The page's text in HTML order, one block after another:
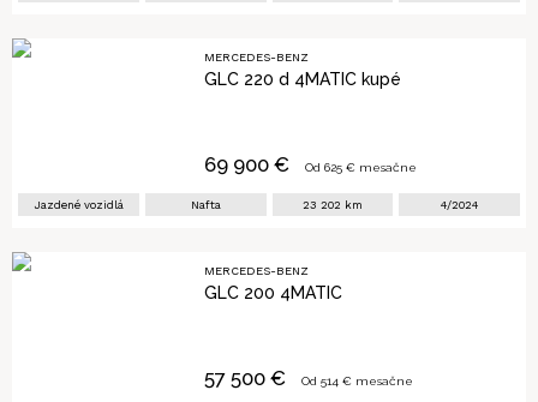
MERCEDES-BENZ
GLC 220 d 4MATIC kupé
Jazdené vozidlá Nafta 23 202 km 4/2024
69 900€ Od 625€ mesačne
MERCEDES-BENZ
GLC 200 4MATIC
57 500€ Od 514 € mesačne